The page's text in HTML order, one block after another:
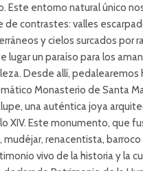
Este entorno natural único
de contrastes: valles
y cielos surcados por
lugar un paraíso para los
Desde allí, pedalearemos
Monasterio de Santa
una auténtica joya
XIV. Este monumento, que
mudéjar, renacentista, barroco
vivo de la historia y la